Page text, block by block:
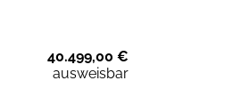
40.499,00 €
ausweisbar